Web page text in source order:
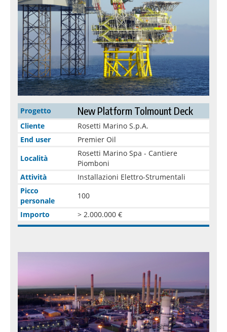
Progetto New Platform Tolmount Deck
Cliente
Rosetti Marino S.p.A.
End user
Premier Oil
Località
Rosetti Marino Spa - Cantiere
Piomboni
Attività
Installazioni Elettro-Strumentali
Picco
personale
100
Importo
> 2.000.000 €